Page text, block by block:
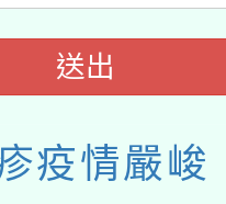
送出
疫情嚴峻